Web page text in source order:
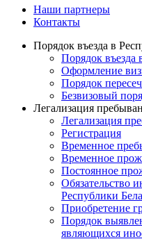
Наши партнеры
Контакты
Порядок въезда в
Порядок въезда
Оформление
Порядок
Безвизовый
Легализация
Легализация
Регистрация
Временное
Временное
Постоянное
Обязательство
Республики
Приобретение
Порядок
являющихся